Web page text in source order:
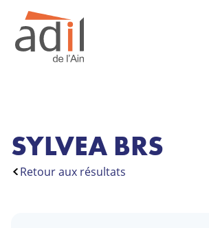
SYLVEA BRS
Retour aux résultats